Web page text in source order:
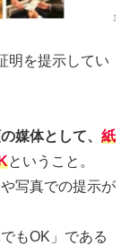
明を提示してい
媒体として、 紙
ということ。
写真での提示が
もOK」である